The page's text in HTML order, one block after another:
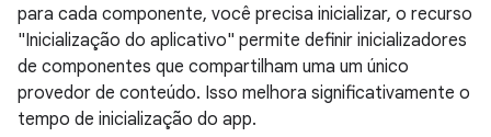
para cada componente, você precisa inicializar, o recurso
"Inicialização do aplicativo" permite definir inicializadores
de componentes que compartilham uma um único
provedor de conteúdo. Isso melhora significativamente o
tempo de inicialização do app.